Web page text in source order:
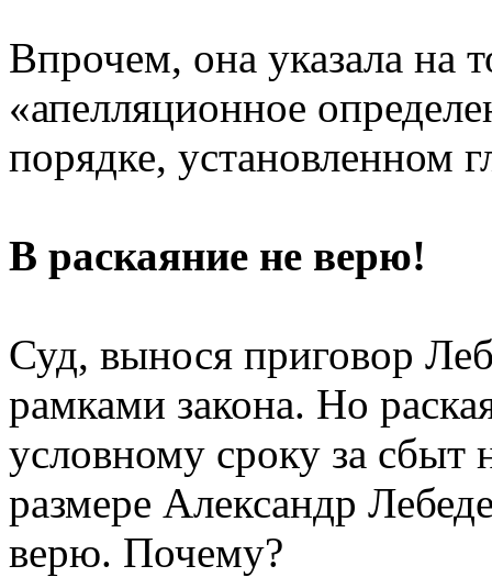
Впрочем, она указала на
«апелляционное
порядке,
В раскаяние не верю!
Суд, вынося приговор
рамками закона. Но
условному сроку за сбыт
размере Александр
верю. Почему?